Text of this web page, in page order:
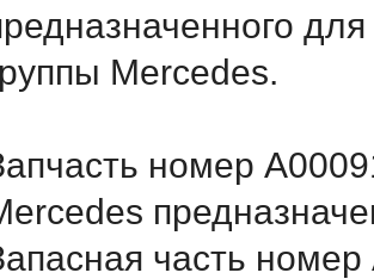
Mercedes.
номер
часть